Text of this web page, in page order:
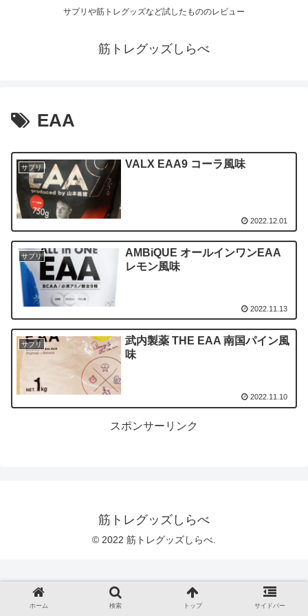
サプリや筋トレグッズなど試したもののレビュー
筋トレグッズしらべ
EAA
サプリ VALX EAA9 コーラ風味
2022.12.01
サプリ
AMBiQUE オールインワンEAA
レモン風味
2022.11.13
サプリ
武内製薬 THE EAA 南国パイン風
味
2022.11.10
スポンサーリンク
筋トレグッズしらべ
© 2022 筋トレグッズしらべ.
ホーム 検索 トップ サイドバー